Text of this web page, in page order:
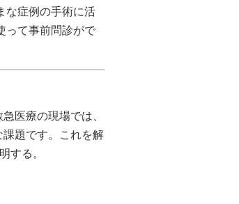
な症例の手術に活
って事前問診がで
医療の現場では、
題です。これを解
する。